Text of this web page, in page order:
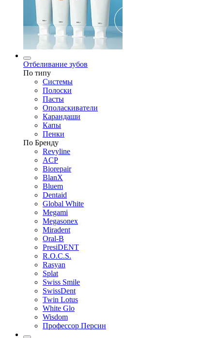
Отбеливание зубов
По типу
Системы
Полоски
Пасты
Ополаскиватели
Карандаши
Капы
Пенки
По Бренду
Revyline
ACP
Biorepair
BlanX
Bluem
Dentaid
Global White
Megami
Megasonex
Miradent
Oral-B
PresiDENT
R.O.C.S.
Rasyan
Splat
Swiss Smile
SwissDent
Twin Lotus
White Glo
Wisdom
Профессор Персин